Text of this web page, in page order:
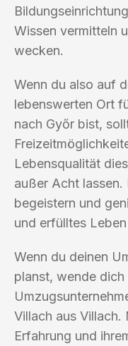
Wissen vermitteln
wecken.
Wenn du also auf
lebenswerten Ort
nach Győr bist,
Lebensqualität
außer Acht
begeistern und
und erfülltes Leben
Wenn du deinen
planst, wende
Villach aus Villach.
Erfahrung und